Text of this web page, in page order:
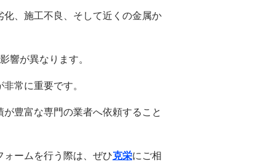
、施工不良、そして近くの金属か
響が異なります。
常に重要です。
豊富な専門の業者へ依頼すること
ームを行う際は、ぜひ克栄にご相